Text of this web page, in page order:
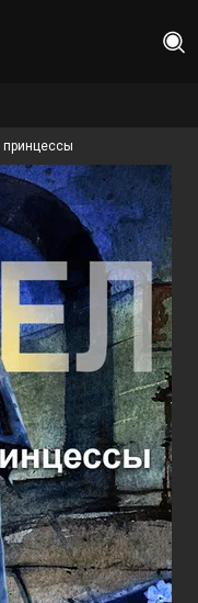
принцессы